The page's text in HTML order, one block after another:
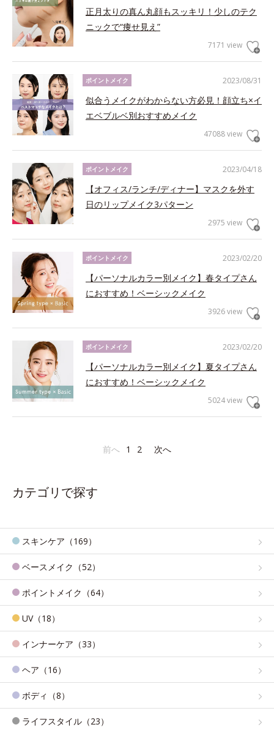
正月太りの真ん丸顔もスッキリ！少しのテク
ニックで“痩せ見え”
7171 view
2023/08/31
ポイントメイク
似合うメイクがわからない方必見！顔立ち×イ
エベブルベ別おすすめメイク
47088 view
2023/04/18
ポイントメイク
【オフィス/ランチ/ディナー】マスクを外す
日のリップメイク3パターン
2975 view
2023/02/20
ポイントメイク
【パーソナルカラー別メイク】春タイプさん
におすすめ！ベーシックメイク
3926 view
2023/02/20
ポイントメイク
【パーソナルカラー別メイク】夏タイプさん
におすすめ！ベーシックメイク
5024 view
前へ 1 2 次へ
カテゴリで探す
スキンケア（169）
ベースメイク（52）
ポイントメイク（64）
UV（18）
インナーケア（33）
ヘア（16）
ボディ（8）
ライフスタイル（23）